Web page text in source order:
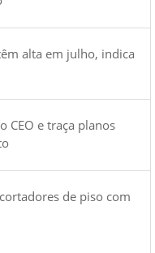
alta em julho, indica
CEO e traça planos
de piso com